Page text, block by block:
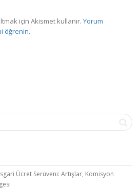
için Akismet kullanır. Yorum
öğrenin.
Ücret Serüveni: Artışlar, Komisyon